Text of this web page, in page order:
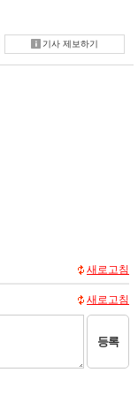
기사 제보하기
새로고침
새로고침
등록